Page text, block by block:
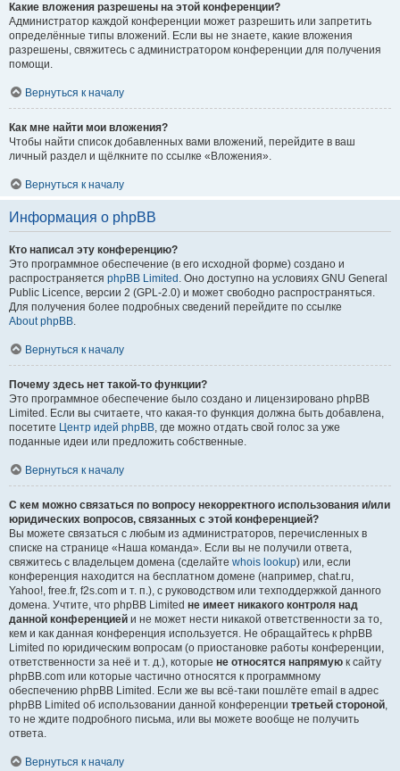
Какие вложения разрешены на этой конференции?
Администратор каждой конференции может разрешить или запретить
определённые типы вложений. Если вы не знаете, какие вложения
разрешены, свяжитесь с администратором конференции для получения
помощи.
Вернуться к началу
Как мне найти мои вложения?
Чтобы найти список добавленных вами вложений, перейдите в ваш
личный раздел и щёлкните по ссылке «Вложения».
Вернуться к началу
Информация о phpBB
Кто написал эту конференцию?
Это программное обеспечение (в его исходной форме) создано и
распространяется phpBB Limited . Оно доступно на условиях GNU General
Public Licence, версии 2 (GPL-2.0) и может свободно распространяться.
Для получения более подробных сведений перейдите по ссылке
About phpBB.
Вернуться к началу
Почему здесь нет такой-то функции?
Это программное обеспечение было создано и лицензировано phpBB
Limited. Если вы считаете, что какая-то функция должна быть добавлена,
посетите Центр идей phpBB, где можно отдать свой голос за уже
поданные идеи или предложить собственные.
Вернуться к началу
С кем можно связаться по вопросу некорректного использования и/или
юридических вопросов, связанных с этой конференцией?
Вы можете связаться с любым из администраторов, перечисленных в
списке на странице «Наша команда». Если вы не получили ответа,
свяжитесь с владельцем домена (сделайте whois lookup) или, если
конференция находится на бесплатном домене (например, chat.ru,
Yahoo!, free.fr, f2s.com и т. п.), с руководством или техподдержкой данного
домена. Учтите, что phpBB Limited не имеет никакого контроля над
данной конференцией и не может нести никакой ответственности за то,
кем и как данная конференция используется. Не обращайтесь к phpBB
Limited по юридическим вопросам (о приостановке работы конференции,
ответственности за неё и т. д.), которые не относятся напрямую к сайту
phpBB.com или которые частично относятся к программному
обеспечению phpBB Limited. Если же вы всё-таки пошлёте email в адрес
phpBB Limited об использовании данной конференции третьей стороной,
то не ждите подробного письма, или вы можете вообще не получить
ответа.
Вернуться к началу